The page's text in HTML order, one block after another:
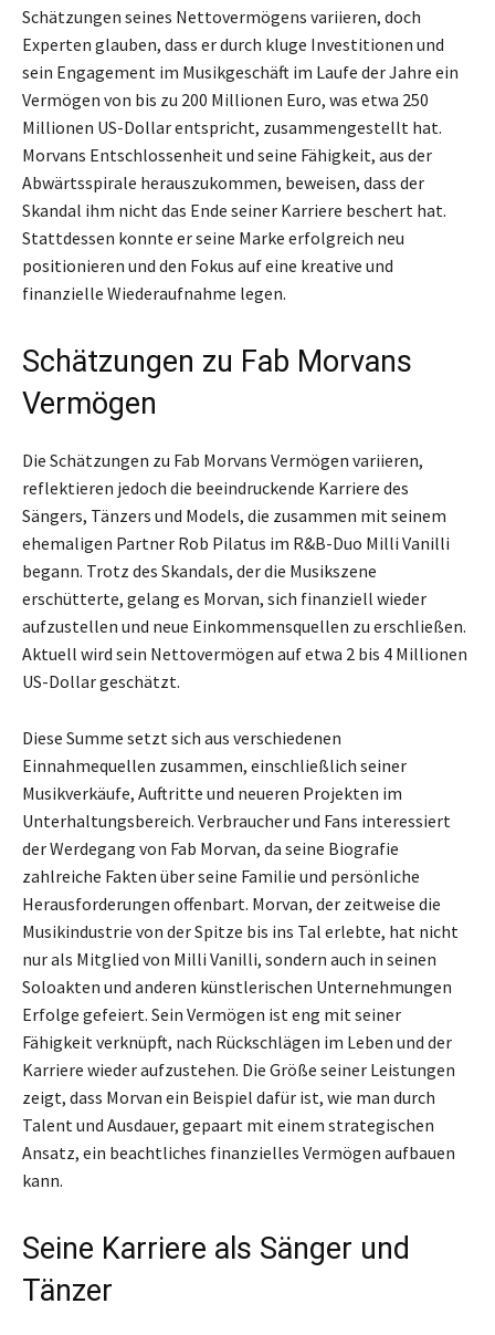
Schätzungen seines Nettovermögens variieren, doch
Experten glauben, dass er durch kluge Investitionen und
sein Engagement im Musikgeschäft im Laufe der Jahre ein
Vermögen von bis zu 200 Millionen Euro, was etwa 250
Millionen US-Dollar entspricht, zusammengestellt hat.
Morvans Entschlossenheit und seine Fähigkeit, aus der
Abwärtsspirale herauszukommen, beweisen, dass der
Skandal ihm nicht das Ende seiner Karriere beschert hat.
Stattdessen konnte er seine Marke erfolgreich neu
positionieren und den Fokus auf eine kreative und
finanzielle Wiederaufnahme legen.
Schätzungen zu Fab Morvans
Vermögen
Die Schätzungen zu Fab Morvans Vermögen variieren,
reflektieren jedoch die beeindruckende Karriere des
Sängers, Tänzers und Models, die zusammen mit seinem
ehemaligen Partner Rob Pilatus im R&B-Duo Milli Vanilli
begann. Trotz des Skandals, der die Musikszene
erschütterte, gelang es Morvan, sich finanziell wieder
aufzustellen und neue Einkommensquellen zu erschließen.
Aktuell wird sein Nettovermögen auf etwa 2 bis 4 Millionen
US-Dollar geschätzt.
Diese Summe setzt sich aus verschiedenen
Einnahmequellen zusammen, einschließlich seiner
Musikverkäufe, Auftritte und neueren Projekten im
Unterhaltungsbereich. Verbraucher und Fans interessiert
der Werdegang von Fab Morvan, da seine Biografie
zahlreiche Fakten über seine Familie und persönliche
Herausforderungen offenbart. Morvan, der zeitweise die
Musikindustrie von der Spitze bis ins Tal erlebte, hat nicht
nur als Mitglied von Milli Vanilli, sondern auch in seinen
Soloakten und anderen künstlerischen Unternehmungen
Erfolge gefeiert. Sein Vermögen ist eng mit seiner
Fähigkeit verknüpft, nach Rückschlägen im Leben und der
Karriere wieder aufzustehen. Die Größe seiner Leistungen
zeigt, dass Morvan ein Beispiel dafür ist, wie man durch
Talent und Ausdauer, gepaart mit einem strategischen
Ansatz, ein beachtliches finanzielles Vermögen aufbauen
kann.
Seine Karriere als Sänger und
Tänzer